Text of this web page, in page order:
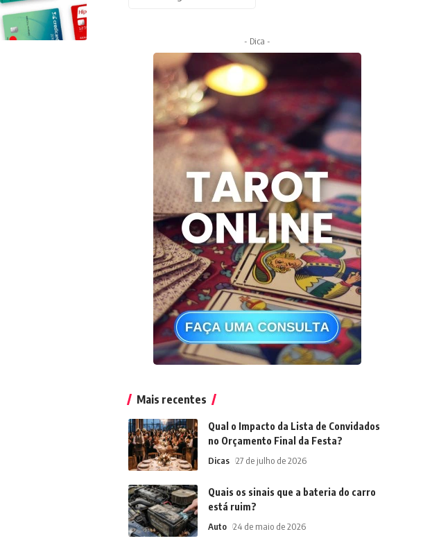
- Dica -
Mais recentes
Qual o Impacto da Lista de Convidados
no Orçamento Final da Festa?
Dicas 27 de julho de 2026
Quais os sinais que a bateria do carro
está ruim?
Auto 24 de maio de 2026